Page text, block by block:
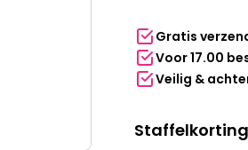
Fluffy
pink
aantal
Gratis
Voor 17.00
Veilig &